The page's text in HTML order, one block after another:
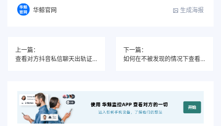
华鲸官网 生成海报
上一篇：
查看对方抖音私信聊天出轨证据的有效方法，保护你的婚姻底线
下一篇：
如何在不被发现的情况下查看对方聊天记录出轨证据？